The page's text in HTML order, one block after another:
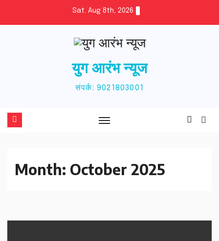
Sat. Aug 8th, 2026
युग आरंभ न्यूज
संपर्क: 9021803001
Month: October 2025